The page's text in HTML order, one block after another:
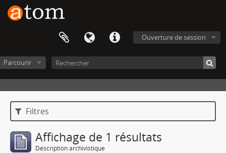
Ouverture de session
Parcourir
Filtres
Affichage de 1 résultats
Description archivistique